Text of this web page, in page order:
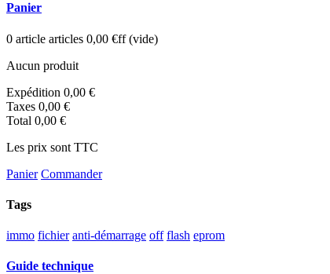
Panier
0 article articles 0,00 €ff (vide)
Aucun produit
Expédition 0,00 €
Taxes 0,00 €
Total 0,00 €
Les prix sont TTC
Panier Commander
Tags
immo fichier anti-démarrage off flash eprom
Guide technique